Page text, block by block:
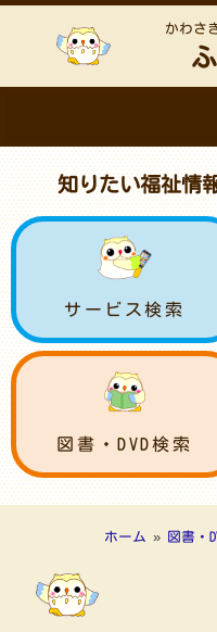
かわさ
知りたい福祉情
サービス検索
図書・DVD検索
ホーム » 図書・